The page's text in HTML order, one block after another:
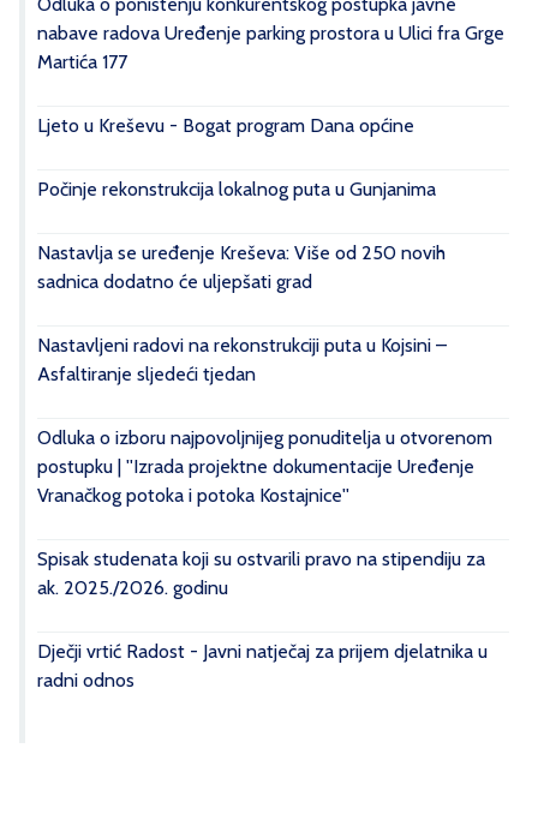
nabave radova Uređenje parking prostora u Ulici fra Grge
Martića 177
Ljeto u Kreševu - Bogat program Dana općine
Počinje rekonstrukcija lokalnog puta u Gunjanima
Nastavlja se uređenje Kreševa: Više od 250 novih
sadnica dodatno će uljepšati grad
Nastavljeni radovi na rekonstrukciji puta u Kojsini –
Asfaltiranje sljedeći tjedan
Odluka o izboru najpovoljnijeg ponuditelja u otvorenom
postupku | ''Izrada projektne dokumentacije Uređenje
Vranačkog potoka i potoka Kostajnice''
Spisak studenata koji su ostvarili pravo na stipendiju za
ak. 2025./2026. godinu
Dječji vrtić Radost - Javni natječaj za prijem djelatnika u
radni odnos